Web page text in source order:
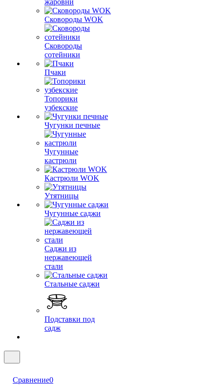
жаровни
Сковороды WOK
Сковороды
сотейники
Пчаки
Топорики
узбекские
Чугунки печные
Чугунные
кастрюли
Кастрюли WOK
Утятницы
Чугунные саджи
Саджи из
нержавеющей
стали
Стальные саджи
Подставки под
садж
Сравнение0